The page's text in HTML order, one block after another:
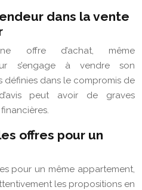
dans la vente
offre d’achat, même
s’engage à vendre son
dans le compromis de
peut avoir de graves
offres pour un
pour un même appartement,
les propositions en